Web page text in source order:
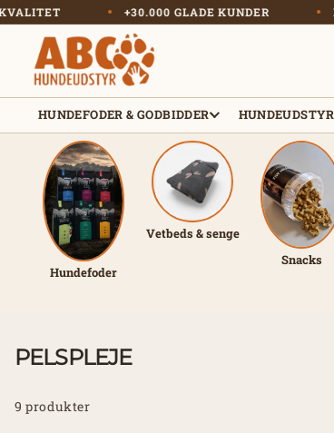
Gå til
indhold
PÅ KVALITET +30.000 GLADE KUNDER
HUNDEFODER & GODBIDDER HUNDEUDSTYR
Hundefoder
Vetbeds & senge
Snacks
PELSPLEJE
9 produkter